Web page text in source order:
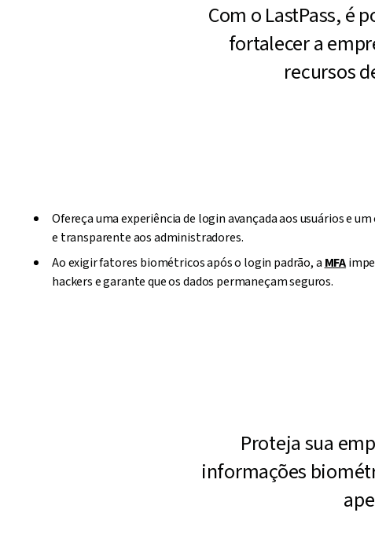
Com o LastPass, é
fortalecer a
recursos
Ofereça uma experiência de login avançada aos usuários e
e transparente aos administradores.
Ao exigir fatores biométricos após o login padrão, a MFA
hackers e garante que os dados permaneçam seguros.
Proteja sua
informações